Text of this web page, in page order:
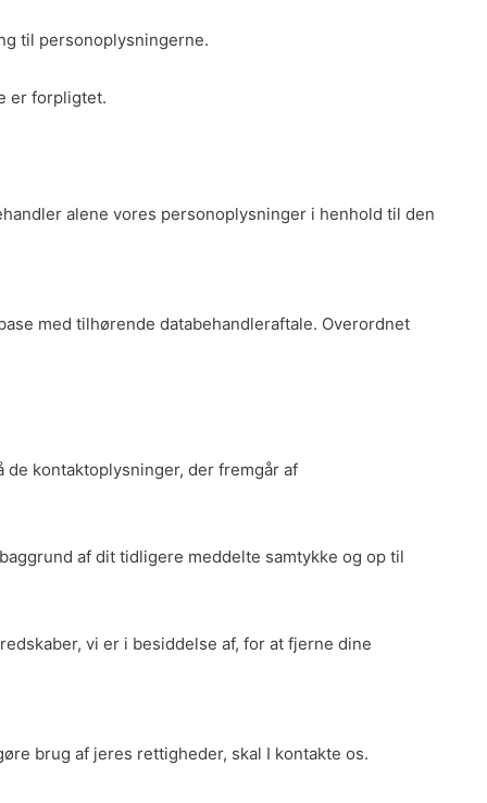
til personoplysningerne.
er forpligtet.
alene vores personoplysninger i henhold til den
med tilhørende databehandleraftale. Overordnet
kontaktoplysninger, der fremgår af
af dit tidligere meddelte samtykke og op til
vi er i besiddelse af, for at fjerne dine
brug af jeres rettigheder, skal I kontakte os.